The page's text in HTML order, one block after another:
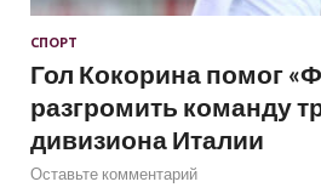
СПОРТ
Гол Кокорина помог
разгромить команду
дивизиона Италии
Оставьте комментарий